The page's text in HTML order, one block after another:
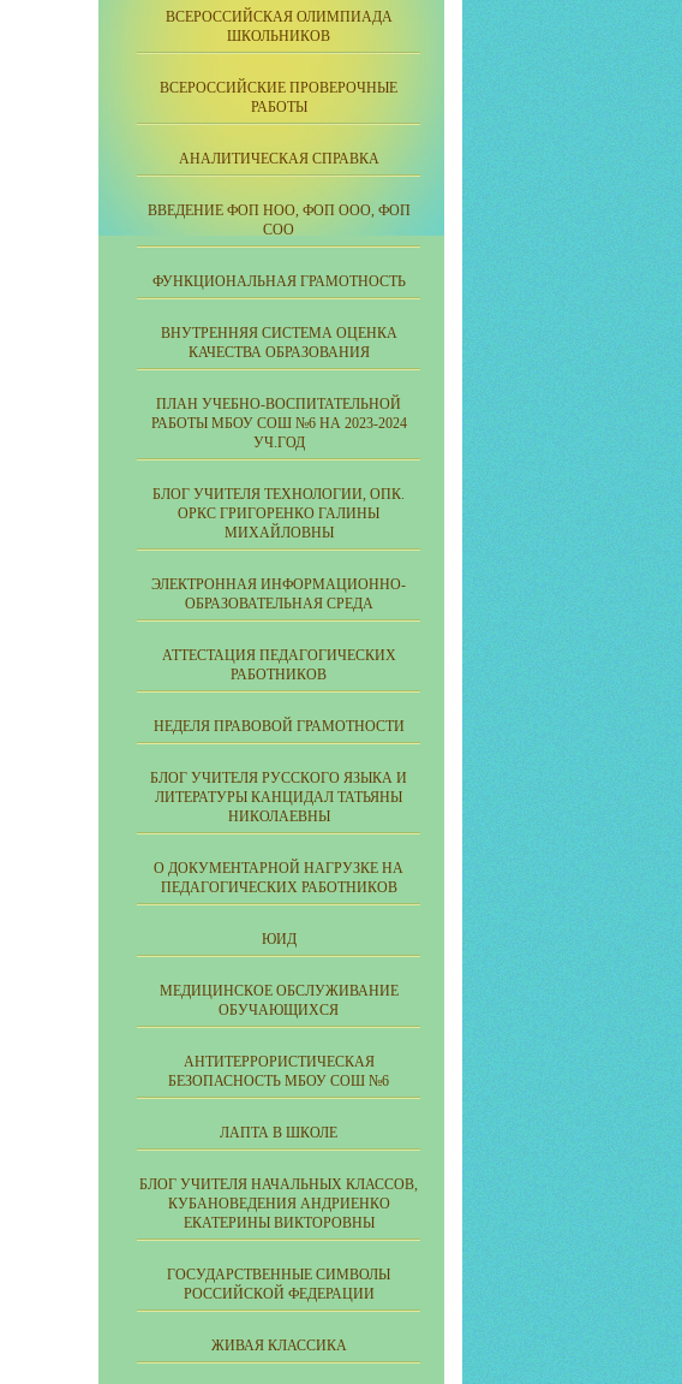
ВСЕРОССИЙСКАЯ ОЛИМПИАДА
ШКОЛЬНИКОВ
ВСЕРОССИЙСКИЕ ПРОВЕРОЧНЫЕ
РАБОТЫ
АНАЛИТИЧЕСКАЯ СПРАВКА
ВВЕДЕНИЕ ФОП НОО, ФОП ООО, ФОП
СОО
ФУНКЦИОНАЛЬНАЯ ГРАМОТНОСТЬ
ВНУТРЕННЯЯ СИСТЕМА ОЦЕНКА
КАЧЕСТВА ОБРАЗОВАНИЯ
ПЛАН УЧЕБНО-ВОСПИТАТЕЛЬНОЙ
РАБОТЫ МБОУ СОШ №6 НА 2023-2024
УЧ.ГОД
БЛОГ УЧИТЕЛЯ ТЕХНОЛОГИИ, ОПК.
ОРКС ГРИГОРЕНКО ГАЛИНЫ
МИХАЙЛОВНЫ
ЭЛЕКТРОННАЯ ИНФОРМАЦИОННО-
ОБРАЗОВАТЕЛЬНАЯ СРЕДА
АТТЕСТАЦИЯ ПЕДАГОГИЧЕСКИХ
РАБОТНИКОВ
НЕДЕЛЯ ПРАВОВОЙ ГРАМОТНОСТИ
БЛОГ УЧИТЕЛЯ РУССКОГО ЯЗЫКА И
ЛИТЕРАТУРЫ КАНЦИДАЛ ТАТЬЯНЫ
НИКОЛАЕВНЫ
О ДОКУМЕНТАРНОЙ НАГРУЗКЕ НА
ПЕДАГОГИЧЕСКИХ РАБОТНИКОВ
ЮИД
МЕДИЦИНСКОЕ ОБСЛУЖИВАНИЕ
ОБУЧАЮЩИХСЯ
АНТИТЕРРОРИСТИЧЕСКАЯ
БЕЗОПАСНОСТЬ МБОУ СОШ №6
ЛАПТА В ШКОЛЕ
БЛОГ УЧИТЕЛЯ НАЧАЛЬНЫХ КЛАССОВ,
КУБАНОВЕДЕНИЯ АНДРИЕНКО
ЕКАТЕРИНЫ ВИКТОРОВНЫ
ГОСУДАРСТВЕННЫЕ СИМВОЛЫ
РОССИЙСКОЙ ФЕДЕРАЦИИ
ЖИВАЯ КЛАССИКА